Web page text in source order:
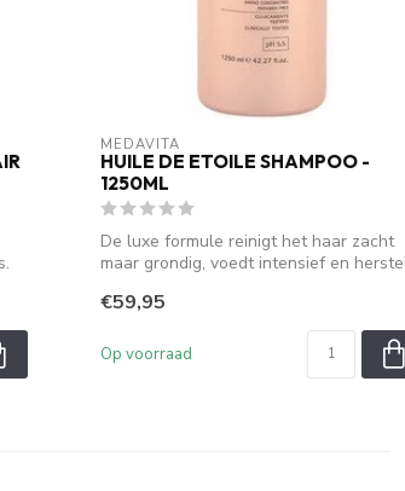
MEDAVITA
HUILE DE ETOILE SHAMPOO -
1250ML
De luxe formule reinigt het haar zacht
maar grondig, voedt intensief en
€59,95
Op voorraad